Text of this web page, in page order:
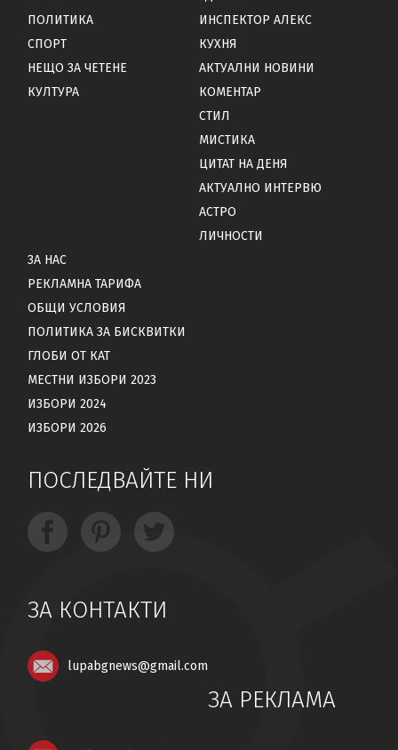
ПОЛИТИКА
СПОРТ
НЕЩО ЗА ЧЕТЕНЕ
КУЛТУРА
ИНСПЕКТОР АЛЕКС
КУХНЯ
АКТУАЛНИ НОВИНИ
КОМЕНТАР
СТИЛ
МИСТИКА
ЦИТАТ НА ДЕНЯ
АКТУАЛНО ИНТЕРВЮ
АСТРО
ЛИЧНОСТИ
ЗА НАС
РЕКЛАМНА ТАРИФА
ОБЩИ УСЛОВИЯ
ПОЛИТИКА ЗА БИСКВИТКИ
ГЛОБИ ОТ КАТ
МЕСТНИ ИЗБОРИ 2023
ИЗБОРИ 2024
ИЗБОРИ 2026
ПОСЛЕДВАЙТЕ НИ
ЗА КОНТАКТИ
lupabgnews@gmail.com
ЗА РЕКЛАМА